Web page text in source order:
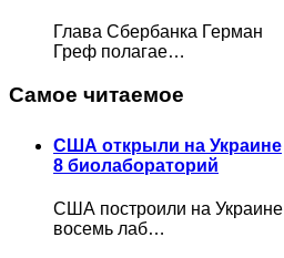
Глава Сбербанка Герман
Греф полагае…
Самое читаемое
США открыли на Украине
8 биолабораторий
США построили на Украине
восемь лаб…